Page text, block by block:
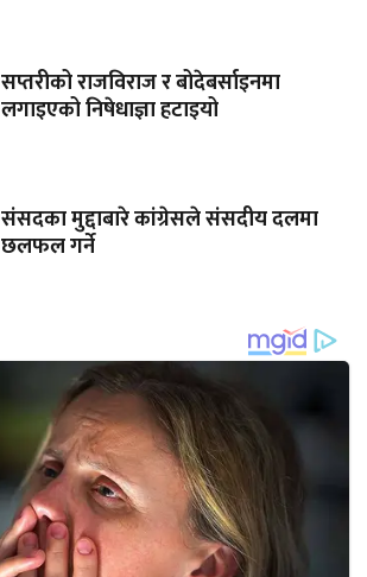
सप्तरीको राजविराज र बोदेबर्साइनमा
लगाइएको निषेधाज्ञा हटाइयो
संसदका मुद्दाबारे कांग्रेसले संसदीय दलमा
छलफल गर्ने